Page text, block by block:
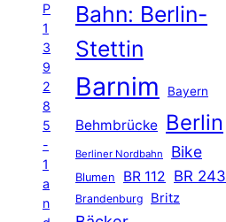
P
1
3
9
2
8
5
-
1
a
n
Bahn: Berlin-
Stettin
Barnim Bayern
Behmbrücke Berlin
Berliner Nordbahn Bike
Blumen BR 112 BR 243
Brandenburg Britz